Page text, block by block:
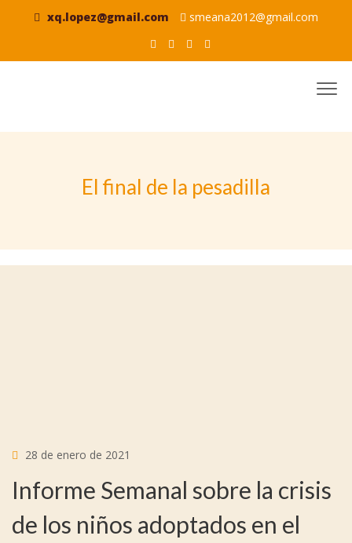
xq.lopez@gmail.com smeana2012@gmail.com
El final de la pesadilla
28 de enero de 2021
Informe Semanal sobre la crisis
de los niños adoptados en el